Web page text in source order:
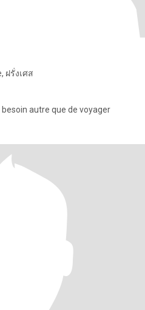
ฝรั่งเศส
autre que de voyager